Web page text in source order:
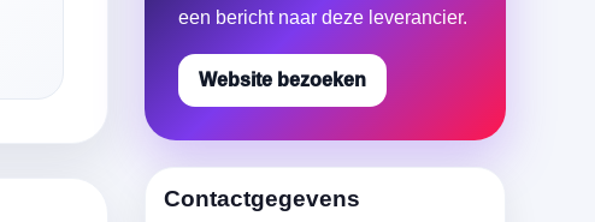
een bericht naar deze leverancier.
Website bezoeken
Contactgegevens